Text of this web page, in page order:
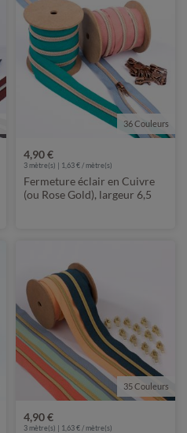
36 Couleurs
4,90 €
3mètre(s) | 1,63 € / mètre(s)
Fermeture éclair en Cuivre
(ou Rose Gold), largeur 6,5
35 Couleurs
4,90 €
3mètre(s) | 1,63 € / mètre(s)